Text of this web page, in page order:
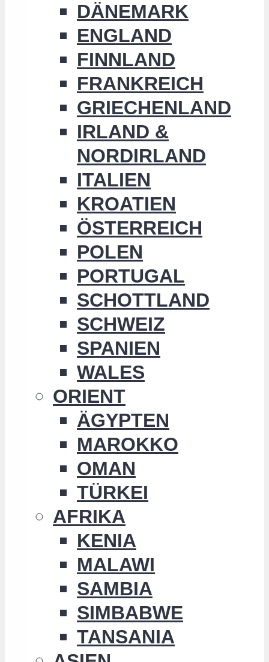
DÄNEMARK
ENGLAND
FINNLAND
FRANKREICH
GRIECHENLAND
IRLAND &
NORDIRLAND
ITALIEN
KROATIEN
ÖSTERREICH
POLEN
PORTUGAL
SCHOTTLAND
SCHWEIZ
SPANIEN
WALES
ORIENT
ÄGYPTEN
MAROKKO
OMAN
TÜRKEI
AFRIKA
KENIA
MALAWI
SAMBIA
SIMBABWE
TANSANIA